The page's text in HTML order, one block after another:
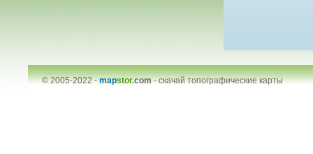
© 2005-2022 -mapstor.com-скачай топографические карты